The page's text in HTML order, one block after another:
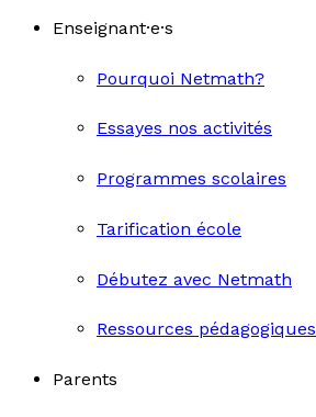
Enseignant·e·s
Pourquoi Netmath?
Essayes nos activités
Programmes scolaires
Tarification école
Débutez avec Netmath
Ressources pédagogiques
Parents